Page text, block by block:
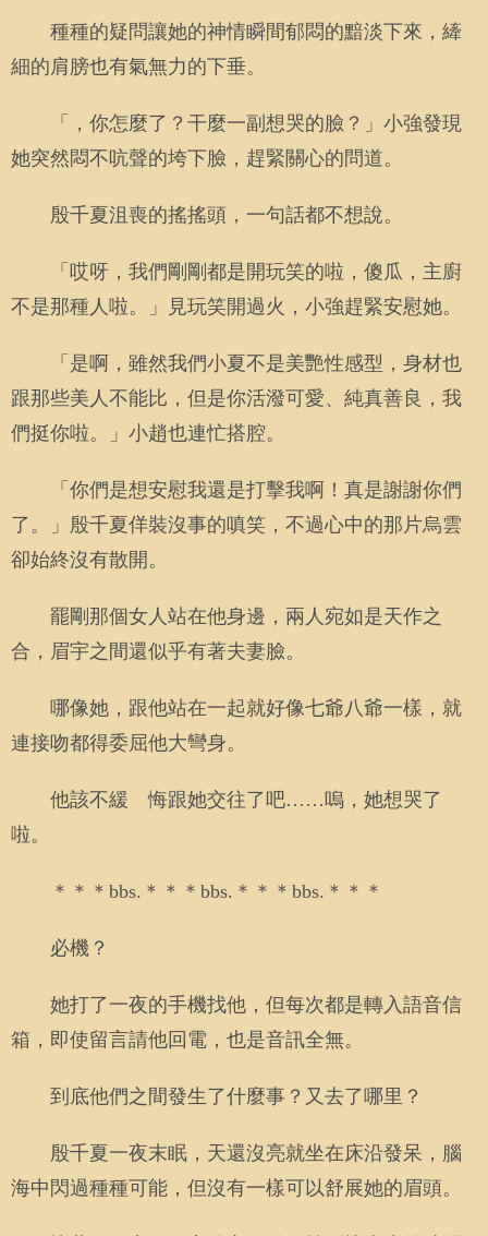
種種的疑問讓她的神情瞬間郁悶的黯淡下來，縴
細的肩膀也有氣無力的下垂。
「，你怎麼了？干麼一副想哭的臉？」小強發現
她突然悶不吭聲的垮下臉，趕緊關心的問道。
殷千夏沮喪的搖搖頭，一句話都不想說。
「哎呀，我們剛剛都是開玩笑的啦，傻瓜，主廚
不是那種人啦。」見玩笑開過火，小強趕緊安慰她。
「是啊，雖然我們小夏不是美艷性感型，身材也
跟那些美人不能比，但是你活潑可愛、純真善良，我
們挺你啦。」小趙也連忙搭腔。
「你們是想安慰我還是打擊我啊！真是謝謝你們
了。」殷千夏佯裝沒事的嗔笑，不過心中的那片烏雲
卻始終沒有散開。
罷剛那個女人站在他身邊，兩人宛如是天作之
合，眉宇之間還似乎有著夫妻臉。
哪像她，跟他站在一起就好像七爺八爺一樣，就
連接吻都得委屈他大彎身。
他該不緩 悔跟她交往了吧……嗚，她想哭了
啦。
＊＊＊bbs.＊＊＊bbs.＊＊＊bbs.＊＊＊
必機？
她打了一夜的手機找他，但每次都是轉入語音信
箱，即使留言請他回電，也是音訊全無。
到底他們之間發生了什麼事？又去了哪里？
殷千夏一夜末眠，天還沒亮就坐在床沿發呆，腦
海中閃過種種可能，但沒有一樣可以舒展她的眉頭。